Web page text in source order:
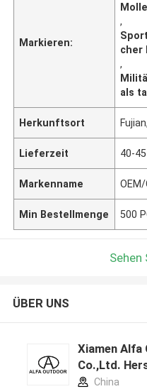
Markieren:
,
cher
,
als
Herkunftsort
Lieferzeit 40-
Markenname OEM/
Min Bestellmenge 500
Sehen
ÜBER UNS
Xiamen
Co.,Ltd.
China